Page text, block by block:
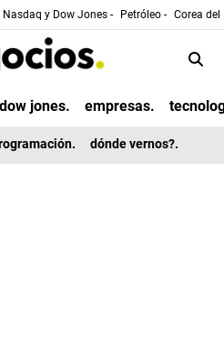
Nasdaq y Dow Jones - Petróleo - Corea
dow jones. empresas.
dónde vernos?.